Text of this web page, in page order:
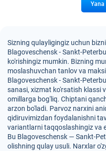
Yana
Sizning qulayligingiz uchun
Blagoveschensk - Sankt-
ko'rishingiz mumkin. Bizning
moslashuvchan tanlov va
Blagoveschensk - Sankt-
sanasi, xizmat ko'rsatish klassi
omillarga bog'liq. Chiptani
arzon bo'ladi. Parvoz narxini
qidiruvimizdan foydalanishni
variantlarni taqqoslashingiz va
Bu Blagoveschensk — Sankt-
olishning qulay usuli. Narxlar